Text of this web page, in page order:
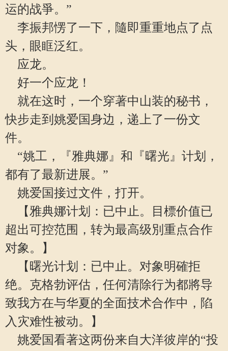
运的战爭。”
李振邦愣了一下，隨即重重地点了点
头，眼眶泛红。
应龙。
好一个应龙！
就在这时，一个穿著中山装的秘书，
快步走到姚爱国身边，递上了一份文
件。
“姚工，『雅典娜』和『曙光』计划，
都有了最新进展。”
姚爱国接过文件，打开。
【雅典娜计划：已中止。目標价值已
超出可控范围，转为最高级別重点合作
对象。】
【曙光计划：已中止。对象明確拒
绝。克格勃评估，任何清除行为都將导
致我方在与华夏的全面技术合作中，陷
入灾难性被动。】
姚爱国看著这两份来自大洋彼岸的“投